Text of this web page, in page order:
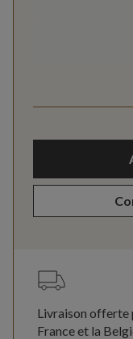
Livraison offerte
France et la